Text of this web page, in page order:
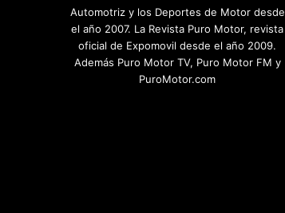
Automotriz y los Deportes de Motor desde
el año 2007. La Revista Puro Motor, revista
oficial de Expomovil desde el año 2009.
Además Puro Motor TV, Puro Motor FM y
PuroMotor.com